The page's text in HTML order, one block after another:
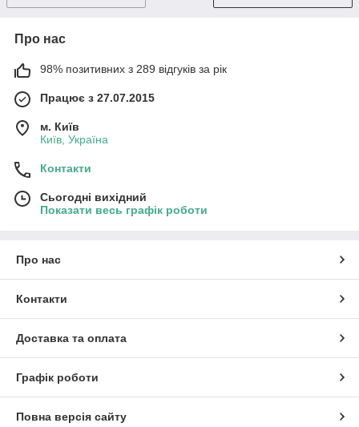
Про нас
98% позитивних з 289 відгуків за рік
Працює з 27.07.2015
м. Київ
Київ, Україна
Контакти
Сьогодні вихідний
Показати весь графік роботи
Про нас
Контакти
Доставка та оплата
Графік роботи
Повна версія сайту